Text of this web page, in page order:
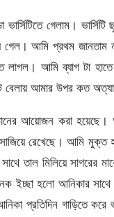
গেলাম।
আমি প্রথম জানতাম
লাগল। আমি ব্যাগ টা
বেলায় আমার উপর কত
আয়োজন করা হয়েছে।
রেখেছে। আমি মুক্ত
তাল মিলিয়ে সাগরের
ইচ্ছা হলো আনিকার সাথে
প্রতিদিন গাড়িতে